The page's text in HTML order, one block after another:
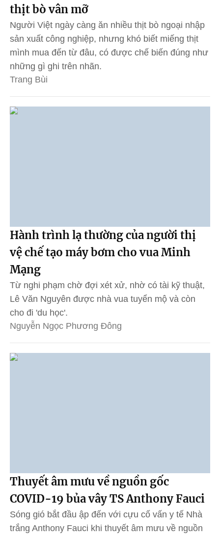
thịt bò vân mỡ
Người Việt ngày càng ăn nhiều thịt bò ngoại nhập
sản xuất công nghiệp, nhưng khó biết miếng thịt
mình mua đến từ đâu, có được chế biến đúng như
những gì ghi trên nhãn.
Trang Bùi
Hành trình lạ thường của người thị
vệ chế tạo máy bơm cho vua Minh
Mạng
Từ nghi phạm chờ đợi xét xử, nhờ có tài kỹ thuật,
Lê Văn Nguyên được nhà vua tuyển mộ và còn
cho đi 'du học'.
Nguyễn Ngọc Phương Đông
Thuyết âm mưu về nguồn gốc
COVID-19 bủa vây TS Anthony Fauci
Sóng gió bắt đầu ập đến với cựu cố vấn y tế Nhà
trắng Anthony Fauci khi thuyết âm mưu về nguồn